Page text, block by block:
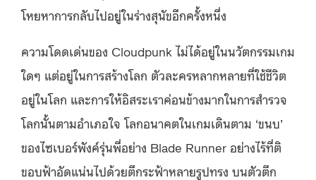
โหยหาการกลับไปอยู่ในร่างสุนัขอีกครั้งหนึ่ง
ความโดดเด่นของ Cloudpunk ไม่ได้อยู่ในนวัตกรรมเกม
ใดๆ แต่อยู่ในการสร้างโลก ตัวละครหลากหลายที่ใช้ชีวิต
อยู่ในโลก และการให้อิสระเราค่อนข้างมากในการสำรวจ
โลกนั้นตามอำเภอใจ โลกอนาคตในเกมเดินตาม ‘ขนบ’
ของไซเบอร์พังค์รุ่นพี่อย่าง Blade Runner อย่างไร้ที่ติ
ขอบฟ้าอัดแน่นไปด้วยตึกระฟ้าหลายรูปทรง บนตัวตึก